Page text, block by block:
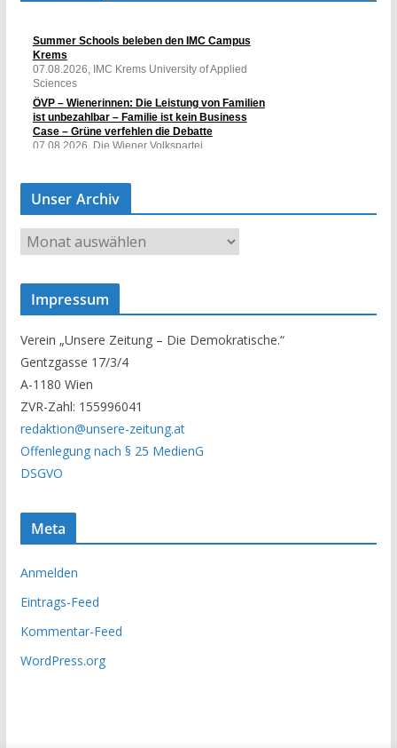
Unser Archiv
U
n
s
A
r
c
h
i
v
Impressum
Verein „Unsere Zeitung – Die Demokratische.“
Gentzgasse 17/3/4
A-1180 Wien
ZVR-Zahl: 155996041
redaktion@unsere-zeitung.at
Offenlegung nach § 25 MedienG
DSGVO
Meta
Anmelden
Eintrags-Feed
Kommentar-Feed
WordPress.org